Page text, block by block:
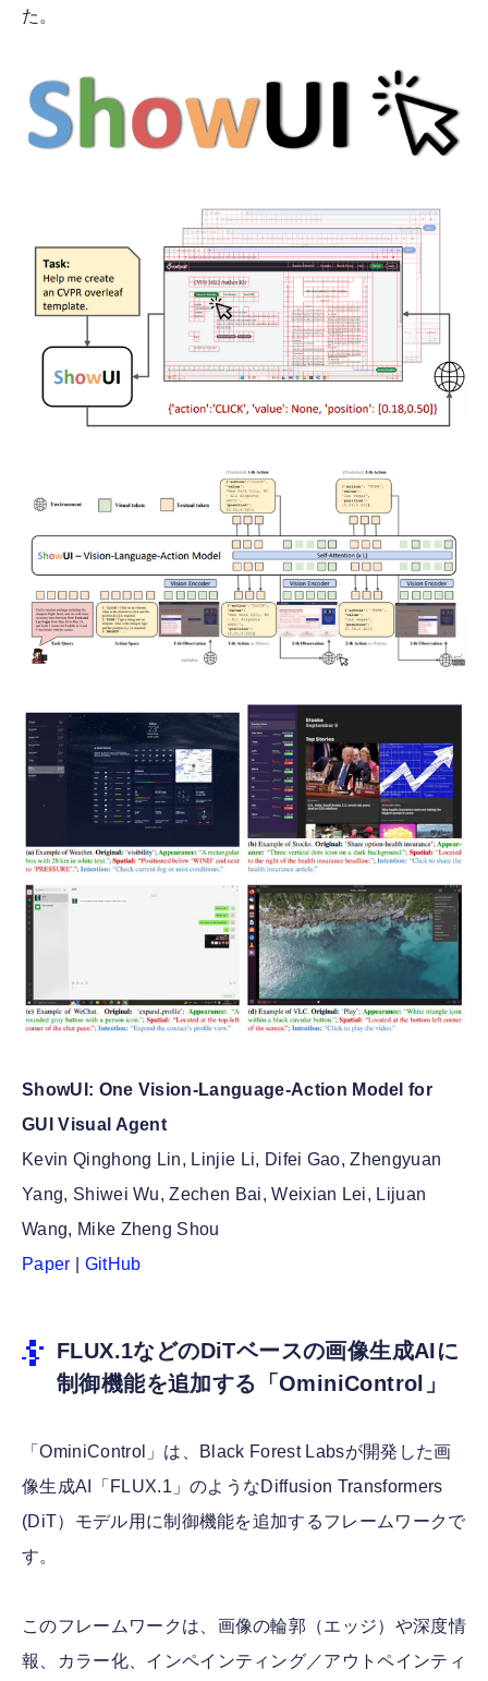
た。
ShowUI: One Vision-Language-Action Model for
GUI Visual Agent
Kevin Qinghong Lin, Linjie Li, Difei Gao, Zhengyuan
Yang, Shiwei Wu, Zechen Bai, Weixian Lei, Lijuan
Wang, Mike Zheng Shou
Paper
GitHub
FLUX.1などのDiTベースの画像生成AIに
制御機能を追加する「OminiControl」
「OminiControl」は、Black Forest Labsが開発した画
像生成AI「FLUX.1」のようなDiffusion Transformers
(DiT）モデル用に制御機能を追加するフレームワークで
す。
このフレームワークは、画像の輪郭（エッジ）や深度情
報、カラー化、インペインティング／アウトペインティ